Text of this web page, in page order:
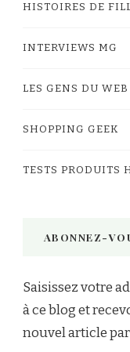
HISTOIRES DE
INTERVIEWS MG
LES GENS DU WEB
SHOPPING GEEK
TESTS PRODUITS
ABONNEZ-
Saisissez votre
à ce blog et
nouvel article